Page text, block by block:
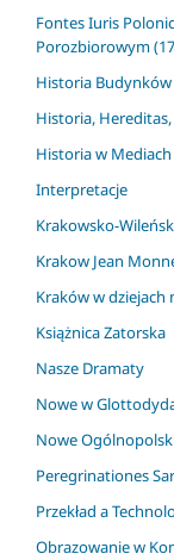
Fontes Iuris
Porozbiorowym
Historia
Historia, Hereditas,
Historia w Mediach
Interpretacje
Krakowsko-
Krakow Jean
Kraków w dziejach
Książnica Zatorska
Nasze Dramaty
Nowe w
Nowe
Peregrinationes
Przekład a
Obrazowanie w